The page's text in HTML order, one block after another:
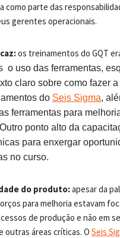
como parte das
gerentes operacionais.
os treinamentos do GQT
o uso das ferramentas,
claro sobre como fazer
do Seis Sigma,
ferramentas para
ponto alto da
para enxergar
no curso.
do produto:apesar da
para melhoria estavam
de produção e não em
outras áreas críticas. O Seis